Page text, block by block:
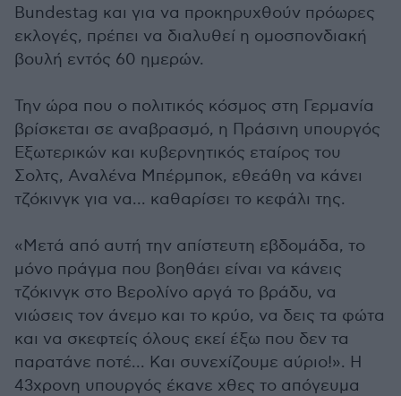
Bundestag και για να προκηρυχθούν πρόωρες
εκλογές, πρέπει να διαλυθεί η ομοσπονδιακή
βουλή εντός 60 ημερών.
Την ώρα που ο πολιτικός κόσμος στη Γερμανία
βρίσκεται σε αναβρασμό, η Πράσινη υπουργός
Εξωτερικών και κυβερνητικός εταίρος του
Σολτς, Αναλένα Μπέρμποκ, εθεάθη να κάνει
τζόκινγκ για να... καθαρίσει το κεφάλι της.
«Μετά από αυτή την απίστευτη εβδομάδα, το
μόνο πράγμα που βοηθάει είναι να κάνεις
τζόκινγκ στο Βερολίνο αργά το βράδυ, να
νιώσεις τον άνεμο και το κρύο, να δεις τα φώτα
και να σκεφτείς όλους εκεί έξω που δεν τα
παρατάνε ποτέ... Και συνεχίζουμε αύριο!». Η
43χρονη υπουργός έκανε χθες το απόγευμα